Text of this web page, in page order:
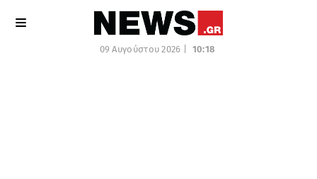
09 Αυγούστου 2026 | 10:18